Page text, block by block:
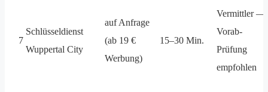
7
Schlüsseldienst
Wuppertal City
auf Anfrage
(ab 19 €
Werbung)
15–30 Min.
Vermittler —
Vorab-
Prüfung
empfohlen